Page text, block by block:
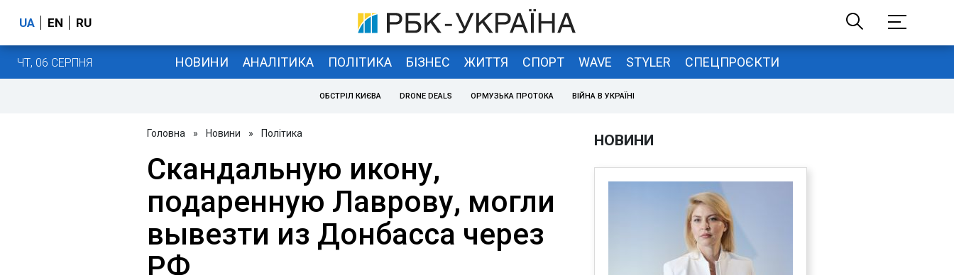
UA EN RU
ЧТ, 06 СЕРПНЯ НОВИНИ АНАЛІТИКА ПОЛІТИКА БІЗНЕС ЖИТТЯ СПОРТ WAVE STYLER СПЕЦПРОЄКТИ
ОБСТРІЛ КИЄВА DRONE DEALS ОРМУЗЬКА ПРОТОКА ВІЙНА В УКРАЇНІ
Головна » Новини » Політика
Скандальную икону,
подаренную Лаврову, могли
вывезти из Донбасса через
РФ
НОВИНИ